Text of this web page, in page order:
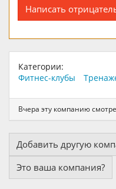
Написать
Категории:
Фитнес-клубы
Вчера эту компанию
Добавить другую
Это ваша компания?